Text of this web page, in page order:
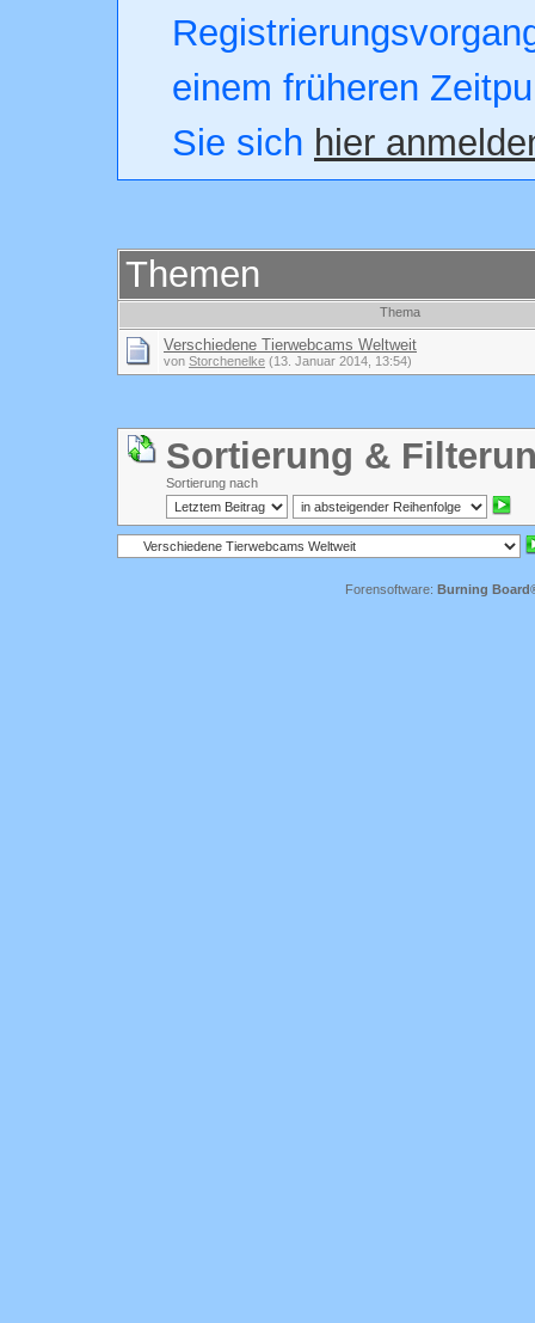
einem früheren
Sie sich hier
Themen
Thema
Verschiedene Tierwebcams Weltweit
von Storchenelke (13. Januar 2014, 13:54)
Sortierung &
Sortierung nach
Forensoftware: Burning